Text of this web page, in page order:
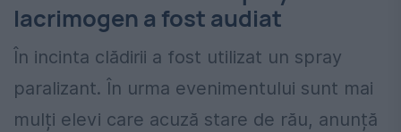
lacrimogen a fost audiat
În incinta clădirii a fost utilizat un spray
paralizant. În urma evenimentului sunt mai
mulți elevi care acuză stare de rău, anunță